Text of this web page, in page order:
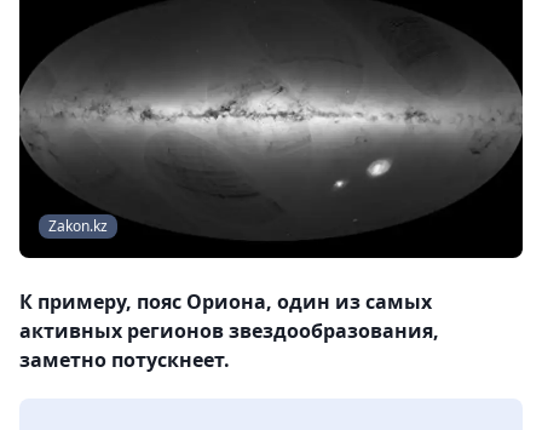
Zakon.kz
К примеру, пояс Ориона, один из самых
активных регионов звездообразования,
заметно потускнеет.